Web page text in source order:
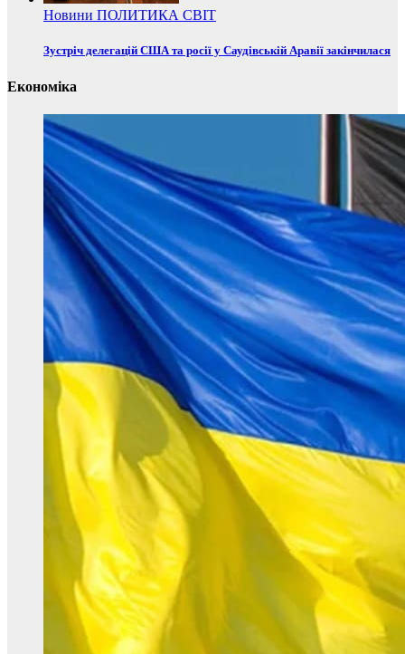
Новини ПОЛИТИКА СВІТ
Зустріч делегацій США та росії у Саудівській Аравії закінчилася
Економіка